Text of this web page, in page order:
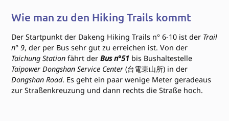
Wie man zu den Hiking Trails kommt
Der Startpunkt der Dakeng Hiking Trails n° 6-10 ist der Trail
n° 9, der per Bus sehr gut zu erreichen ist. Von der
Taichung Station fährt derBus n°51 bis Bushaltestelle
Taipower Dongshan Service Center (台電東山所) in der
Dongshan Road. Es geht ein paar wenige Meter geradeaus
zur Straßenkreuzung und dann rechts die Straße hoch.